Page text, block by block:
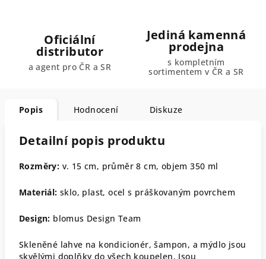
Oficiální
distributor
a agent pro ČR a SR
Jediná kamenná
prodejna
s kompletním
sortimentem v ČR a SR
Popis Hodnocení Diskuze
Detailní popis produktu
Rozměry: v. 15 cm, průměr 8 cm, objem 350 ml
Materiál: sklo, plast, ocel s práškovaným povrchem
Design: blomus Design Team
Skleněné lahve na kondicionér, šampon, a mýdlo jsou
skvělými doplňky do všech koupelen. Jsou